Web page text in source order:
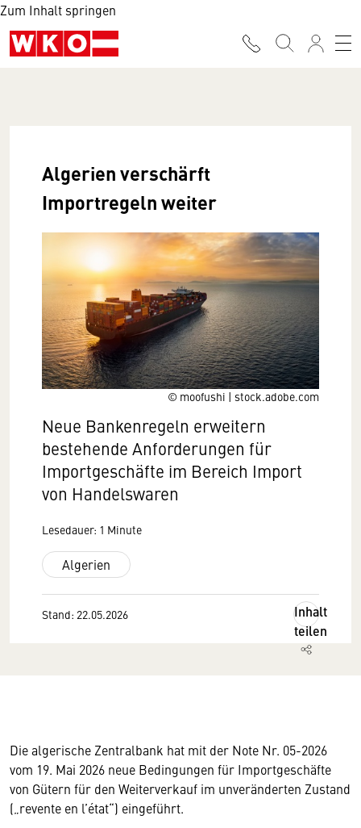
Zum Inhalt springen
© moofushi | stock.adobe.com
Algerien verschärft
Importregeln weiter
Neue Bankenregeln erweitern
bestehende Anforderungen für
Importgeschäfte im Bereich Import
von Handelswaren
Lesedauer: 1 Minute
Algerien
Stand: 22.05.2026
Inhalt
teilen
Die algerische Zentralbank hat mit der Note Nr. 05-2026
vom 19. Mai 2026 neue Bedingungen für Importgeschäfte
von Gütern für den Weiterverkauf im unveränderten Zustand
(„revente en l’état“) eingeführt.